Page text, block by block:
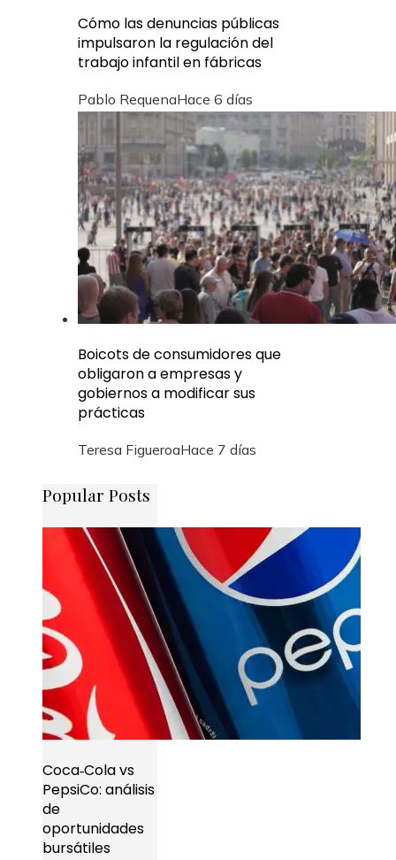
Cómo las denuncias públicas
impulsaron la regulación del
trabajo infantil en fábricas
Pablo RequenaHace 6 días
Boicots de consumidores que
obligaron a empresas y
gobiernos a modificar sus
prácticas
Teresa FigueroaHace 7 días
Popular Posts
Coca‑Cola vs
PepsiCo: análisis
de
oportunidades
bursátiles